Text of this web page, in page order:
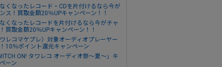
くなったレコード・CDを片付けるなら今が
ス！買取金額20％UPキャンペーン！！
くなったレコードを片付けるなら今がチャ
買取金額20％UPキャンペーン！！
ワレコマケプレ〉対象オーディオプレーヤー
10％ポイント還元キャンペーン
ON! タワレコ オーディオ祭～夏～」キ
ーン